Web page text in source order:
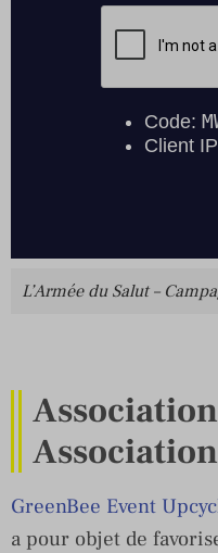
L’Armée du Salut –
GreenBee Event
a pour objet de